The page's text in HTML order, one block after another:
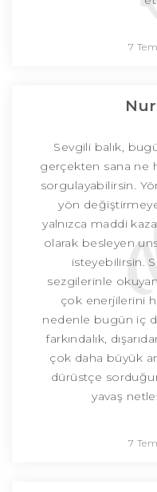
7
Sevgili balık,
gerçekten sana ne
sorgulayabilirsin.
yön
yalnızca maddi
olarak besleyen
isteyebilirsin.
sezgilerinle
çok enerjilerini
nedenle bugün iç
farkındalık,
çok daha büyük
dürüstçe
yavaş
7